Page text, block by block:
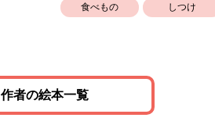
食べもの しつけ
作者の絵本一覧